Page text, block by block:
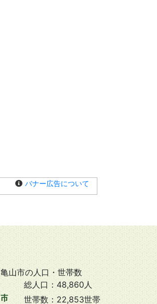
バナー広告について
亀山市の人口・世帯数
総人口： 48,860人
世帯数： 22,853世帯